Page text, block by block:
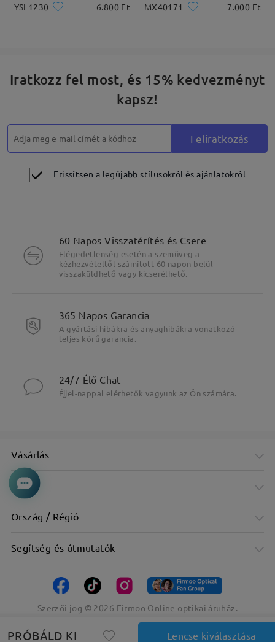
YSL1230 6.800 Ft MX40171 7.000 Ft
Iratkozz fel most, és 15% kedvezményt
kapsz!
Feliratkozás
Frissítsen a legújabb stílusokról és ajánlatokról
PRÓBÁLD KI Lencse kiválasztása
60 Napos Visszatérítés és Csere
Elégedetlenség esetén a szemüveg a
kézhezvételtől számított 60 napon belül
visszaküldhető vagy kicserélhető.
365 Napos Garancia
A gyártási hibákra és anyaghibákra vonatkozó
teljes körű garancia.
24/7 Élő Chat
Éjjel-nappal elérhetők vagyunk az Ön számára.
Vásárlás
Cég
Ország / Régió
Segítség és útmutatók
Szerzői jog © 2026 Firmoo Online optikai áruház.